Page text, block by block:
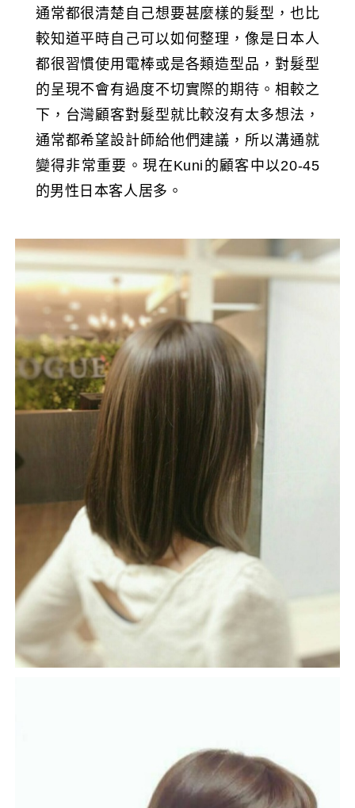
通常都很清楚自己想要甚麼樣的髮型，也比
較知道平時自己可以如何整理，像是日本人
都很習慣使用電棒或是各類造型品，對髮型
的呈現不會有過度不切實際的期待。相較之
下，台灣顧客對髮型就比較沒有太多想法，
通常都希望設計師給他們建議，所以溝通就
變得非常重要。現在Kuni的顧客中以20-45
的男性日本客人居多。